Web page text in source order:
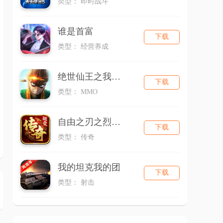
谁是首富
类型： 经营养成
下载
绝世仙王之我欲封天（新）
类型： MMO
下载
自由之刃之烈火传奇
类型： 传奇
下载
我的坦克我的团
类型： 射击
下载